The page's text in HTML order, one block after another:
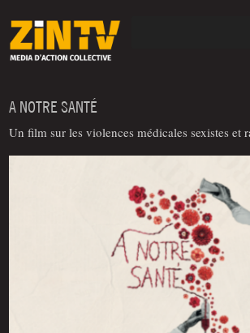
A NOTRE SANTÉ
Un film sur les violences médicales sexistes et